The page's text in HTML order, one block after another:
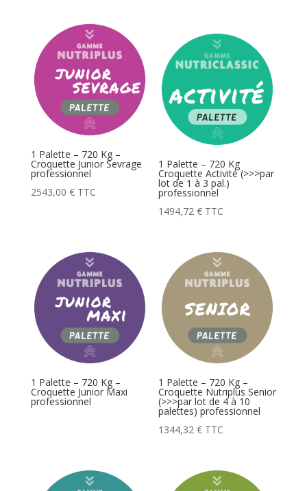
1 Palette – 720 Kg –
Croquette Junior Sevrage
professionnel
2543,00 € TTC
1 Palette – 720 Kg
Croquette Activité (>>>par
lot de 1 à 3 pal.)
professionnel
1494,72€ TTC
1 Palette – 720 Kg –
Croquette Junior Maxi
professionnel
1 Palette – 720 Kg –
Croquette Nutriplus Senior
(>>>par lot de 4 à 10
palettes) professionnel
1344,32€ TTC